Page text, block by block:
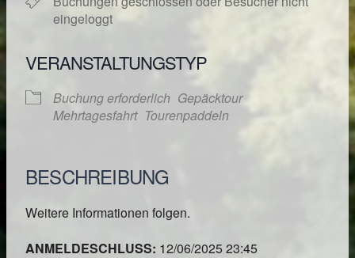
eingeloggt
VERANSTALTUNGSTYP
Buchung erforderlich Gepäcktour
Mehrtagesfahrt Tourenpaddeln
BESCHREIBUNG
Weitere Informationen folgen.
ANMELDESCHLUSS: 12/06/2025 23:45